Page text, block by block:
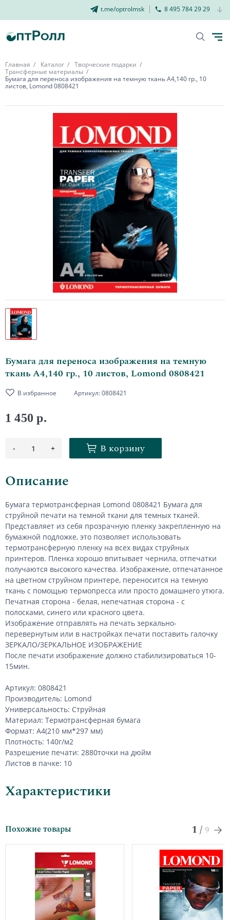
t.me/optrolmsk 8 495 784 29 29
Главная Каталог
Творческие подарки
Трансферные материалы
Бумага для переноса изображения на темную ткань А4,140 гр., 10
листов, Lomond 0808421
Бумага для переноса изображения на темную
ткань А4,140 гр., 10 листов, Lomond 0808421
В избранное Артикул:0808421
1 450 р.
- 1 + В корзину
Описание
Бумага термотрансферная Lomond 0808421 Бумага для
струйной печати на темной ткани для темных тканей.
Представляет из себя прозрачную пленку закрепленную на
бумажной подложке, это позволяет использовать
термотрансферную пленку на всех видах струйных
принтеров. Пленка хорошо впитывает чернила, отпечатки
получаются высокого качества. Изображение, отпечатанное
на цветном струйном принтере, переносится на темную
ткань с помощью термопресса или просто домашнего утюга.
Печатная сторона - белая, непечатная сторона - с
полосками, синего или красного цвета.
Изображение отправлять на печать зеркально-
перевернутым или в настройках печати поставить галочку
ЗЕРКАЛО/ЗЕРКАЛЬНОЕ ИЗОБРАЖЕНИЕ
После печати изображение должно стабилизироваться 10-
15мин.
Артикул: 0808421
Производитель: Lomond
Универсальность: Струйная
Материал: Термотрансферная бумага
Формат: А4(210 мм*297 мм)
Плотность: 140г/м2
Разрешение печати: 2880точки на дюйм
Листов в пачке: 10
Характеристики
Похожие товары 1 / 9